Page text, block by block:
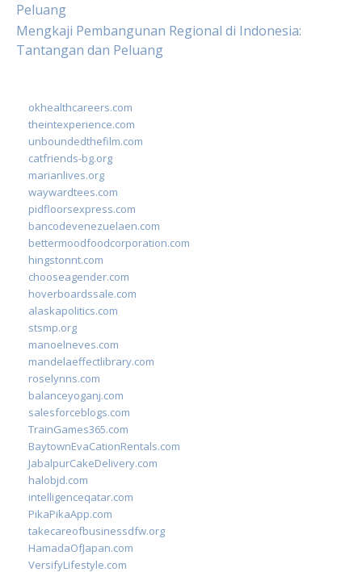
Peluang
Mengkaji Pembangunan Regional di Indonesia:
Tantangan dan Peluang
okhealthcareers.com
theintexperience.com
unboundedthefilm.com
catfriends-bg.org
marianlives.org
waywardtees.com
pidfloorsexpress.com
bancodevenezuelaen.com
bettermoodfoodcorporation.com
hingstonnt.com
chooseagender.com
hoverboardssale.com
alaskapolitics.com
stsmp.org
manoelneves.com
mandelaeffectlibrary.com
roselynns.com
balanceyoganj.com
salesforceblogs.com
TrainGames365.com
BaytownEvaCationRentals.com
JabalpurCakeDelivery.com
halobjd.com
intelligenceqatar.com
PikaPikaApp.com
takecareofbusinessdfw.org
HamadaOfJapan.com
VersifyLifestyle.com